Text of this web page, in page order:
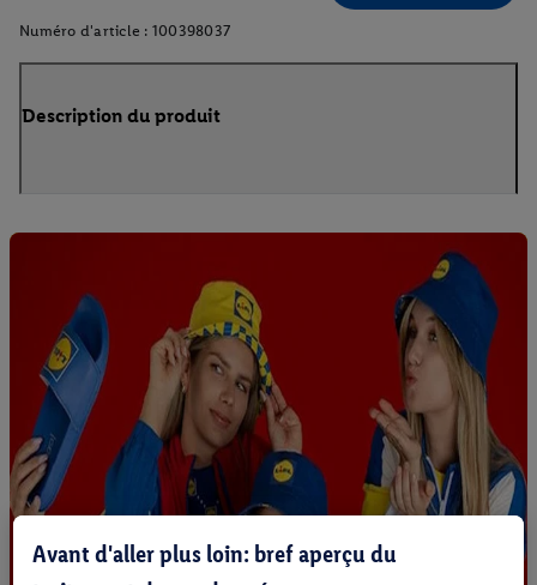
Numéro d'article : 100398037
Description du produit
Avant d'aller plus loin: bref aperçu du